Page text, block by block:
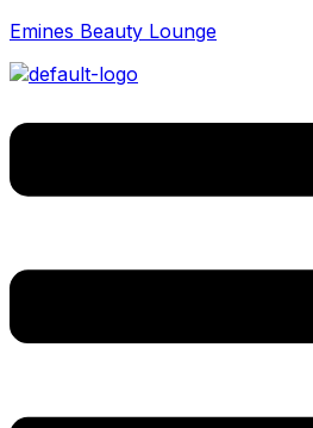
Emines Beauty Lounge